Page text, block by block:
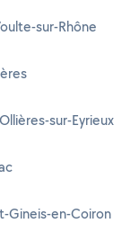
sur-Rhône
sur-Eyrieux
Gineis-en-Coiron